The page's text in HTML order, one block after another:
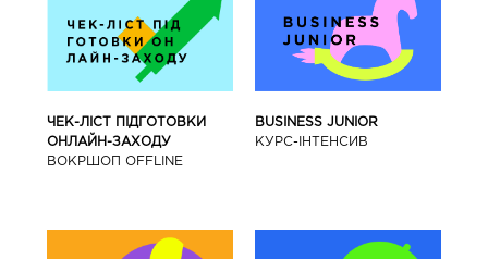
ЧЕК-ЛІСТ ПІДГОТОВКИ
ОНЛАЙН-ЗАХОДУ
ВОКРШОП OFFLINE
BUSINESS JUNIOR
КУРС-IНТЕНСИВ